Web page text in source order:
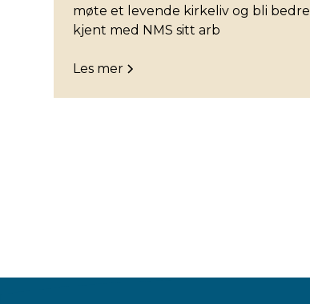
møte et levende kirkeliv og bli bedre
kjent med NMS sitt arb
Les mer